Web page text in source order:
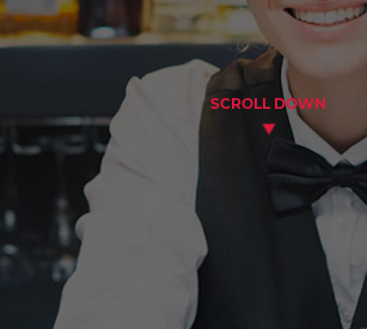
SCROLL DOWN